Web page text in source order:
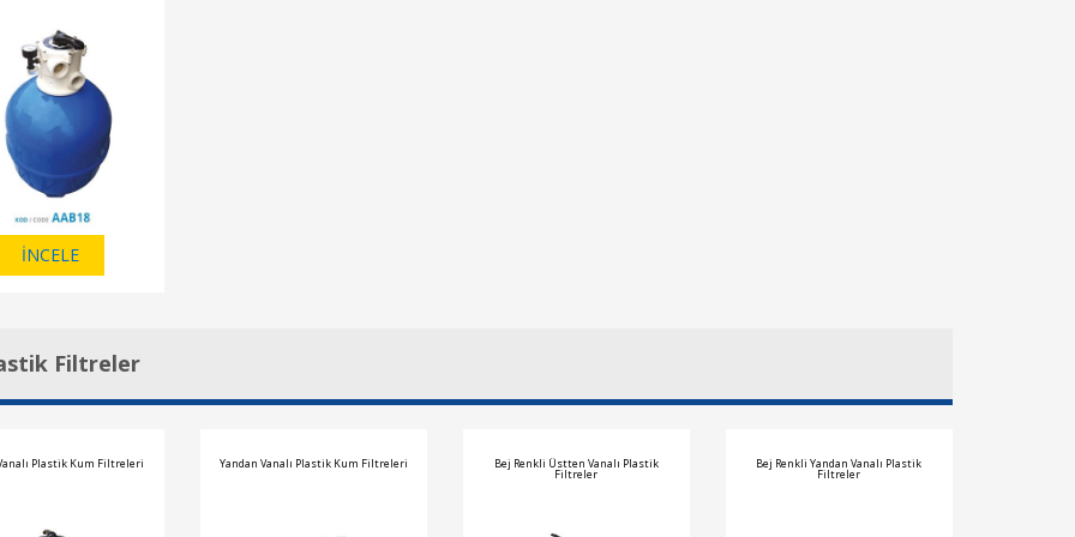
İNCELE
Filtreler
Plastik Kum Filtreleri Yandan Vanalı Plastik Kum Filtreleri Bej Renkli Üstten Vanalı Plastik
Filtreler
Bej Renkli Yandan Vanalı Plastik
Filtreler